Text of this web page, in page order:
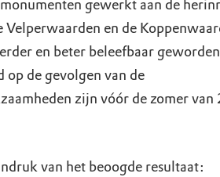
gewerkt aan de
en de
en beter beleefbaar
de gevolgen van de
zijn vóór de zomer van
van het beoogde resultaat: